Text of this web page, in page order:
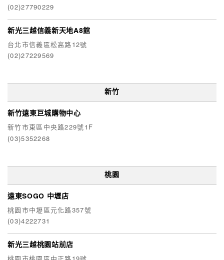
(02)27790229
新光三越信義新天地A8館
台北市信義區松高路12號
(02)27229569
新竹
新竹遠東巨城購物中心
新竹市東區中央路229號1F
(03)5352268
桃園
遠東SOGO 中壢店
桃園市中壢區元化路357號
(03)4222731
新光三越桃園站前店